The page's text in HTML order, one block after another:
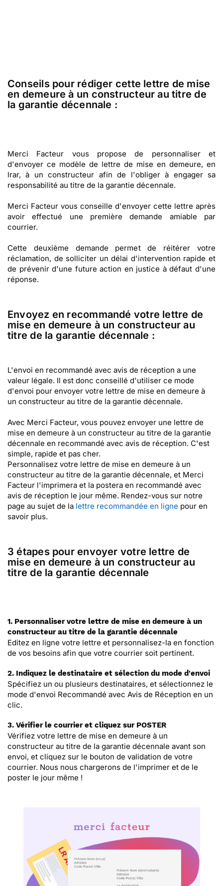
Conseils pour rédiger cette lettre de mise
en demeure à un constructeur au titre de
la garantie décennale :
Merci Facteur vous propose de personnaliser et
d'envoyer ce modèle de lettre de mise en demeure, en
lrar, à un constructeur afin de l'obliger à engager sa
responsabilité au titre de la garantie décennale.
Merci Facteur vous conseille d'envoyer cette lettre après
avoir effectué une première demande amiable par
courrier.
Cette deuxième demande permet de réitérer votre
réclamation, de solliciter un délai d'intervention rapide et
de prévenir d'une future action en justice à défaut d'une
réponse.
Envoyez en recommandé votre lettre de
mise en demeure à un constructeur au
titre de la garantie décennale :
L'envoi en recommandé avec avis de réception a une
valeur légale. Il est donc conseillé d'utiliser ce mode
d'envoi pour envoyer votre lettre de mise en demeure à
un constructeur au titre de la garantie décennale.
Avec Merci Facteur, vous pouvez envoyer une lettre de
mise en demeure à un constructeur au titre de la garantie
décennale en recommandé avec avis de réception. C'est
simple, rapide et pas cher.
Personnalisez votre lettre de mise en demeure à un
constructeur au titre de la garantie décennale, et Merci
Facteur l'imprimera et la postera en recommandé avec
avis de réception le jour même. Rendez-vous sur notre
page au sujet de la lettre recommandée en ligne pour en
savoir plus.
3 étapes pour envoyer votre lettre de
mise en demeure à un constructeur au
titre de la garantie décennale
1. Personnaliser votre lettre de mise en demeure à un
constructeur au titre de la garantie décennale
Editez en ligne votre lettre et personnalisez-la en fonction
de vos besoins afin que votre courrier soit pertinent.
2. Indiquez le destinataire et sélection du mode d'envoi
Spécifiez un ou plusieurs destinataires, et sélectionnez le
mode d'envoi Recommandé avec Avis de Réception en un
clic.
3. Vérifier le courrier et cliquez sur POSTER
Vérifiez votre lettre de mise en demeure à un
constructeur au titre de la garantie décennale avant son
envoi, et cliquez sur le bouton de validation de votre
courrier. Nous nous chargerons de l'imprimer et de le
poster le jour même !